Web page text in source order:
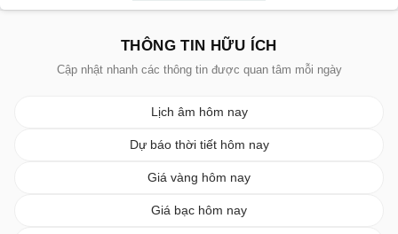
THÔNG TIN HỮU ÍCH
Cập nhật nhanh các thông tin được quan tâm mỗi ngày
Lịch âm hôm nay
Dự báo thời tiết hôm nay
Giá vàng hôm nay
Giá bạc hôm nay